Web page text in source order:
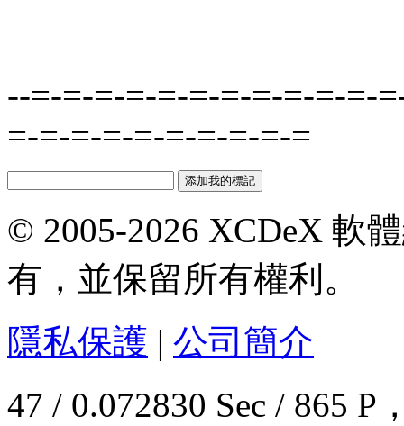
--=-=-=-=-=-=-=-=-=-=-=-
=-=-=-=-=-=-=-=-=-=
© 2005-2026 XCDeX 軟
有，並保留所有權利。
隱私保護 | 公司簡介
47 / 0.072830 Sec / 865